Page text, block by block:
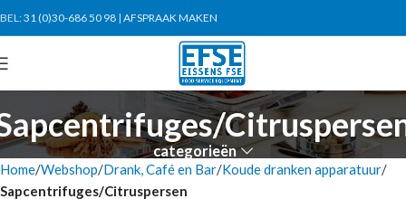
BEL:31 (0)30-686 50 98 | AFSPRAAK MAKEN
categorieën
Home Webshop Drank, Café en Bar Koude dranken apparatuur
Sapcentrifuges/Citruspersen